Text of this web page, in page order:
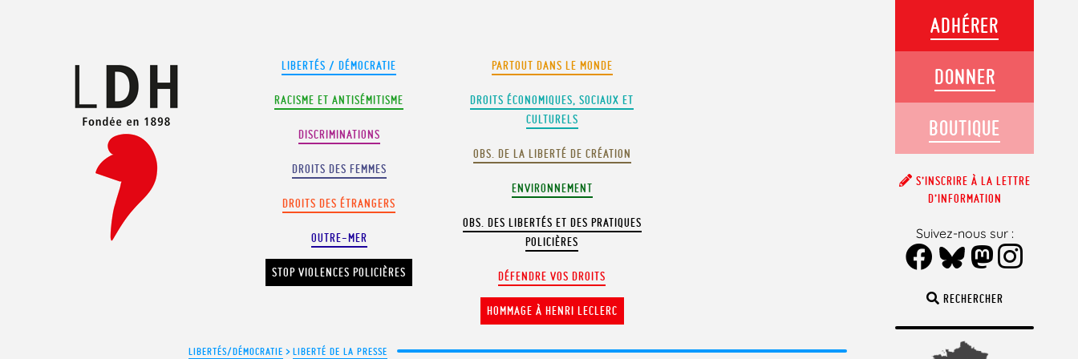
LIBERTÉS / DÉMOCRATIE
RACISME ET ANTISÉMITISME
DISCRIMINATIONS
DROITS DES FEMMES
DROITS DES ÉTRANGERS
OUTRE-MER
STOP VIOLENCES POLICIÈRES
PARTOUT DANS LE MONDE
DROITS ÉCONOMIQUES, SOCIAUX ET
CULTURELS
OBS. DE LA LIBERTÉ DE CRÉATION
ENVIRONNEMENT
OBS. DES LIBERTÉS ET DES PRATIQUES
POLICIÈRES
DÉFENDRE VOS DROITS
HOMMAGE À HENRI LECLERC
LIBERTÉS/DÉMOCRATIE >LIBERTÉ DE LA PRESSE
RECHERCHER
ADHÉRER
DONNER
BOUTIQUE
S’INSCRIRE À LA LETTRE
D’INFORMATION
Suivez-nous sur :